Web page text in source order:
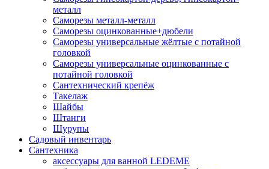
металл
Саморезы металл-металл
Саморезы оцинкованные+дюбели
Саморезы универсальные жёлтые с потайной
головкой
Саморезы универсальные оцинкованные с
потайной головкой
Сантехнический крепёж
Такелаж
Шайбы
Штанги
Шурупы
Садовый инвентарь
Сантехника
аксессуары для ванной LEDEME